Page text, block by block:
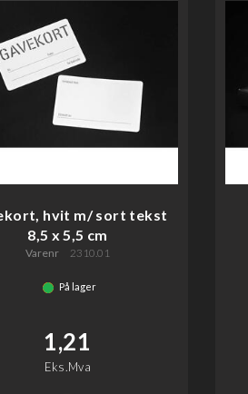
hvit m/ sort tekst
8,5 x 5,5 cm
Varenr 2310.01
På lager
1,21
Eks.Mva